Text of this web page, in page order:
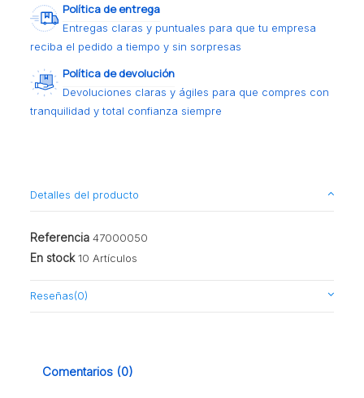
Política de entrega
Entregas claras y puntuales para que tu empresa
reciba el pedido a tiempo y sin sorpresas
Política de devolución
Devoluciones claras y ágiles para que compres con
tranquilidad y total confianza siempre
Detalles del producto
Referencia 47000050
En stock 10 Artículos
Reseñas(0)
Comentarios (0)